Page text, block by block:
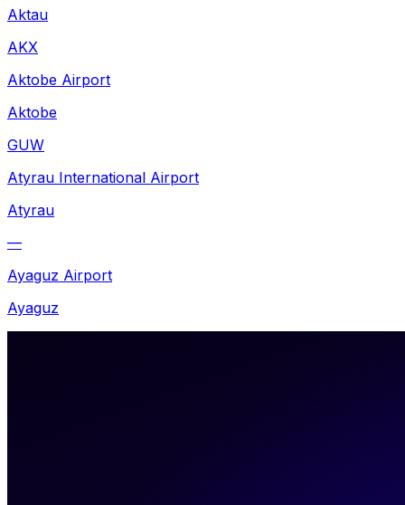
Aktau
AKX
Aktobe Airport
Aktobe
GUW
Atyrau International Airport
Atyrau
—
Ayaguz Airport
Ayaguz